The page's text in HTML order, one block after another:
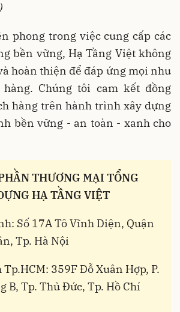
phong trong việc cung cấp các
bền vững, Hạ Tầng Việt không
hoàn thiện để đáp ứng mọi nhu
hàng. Chúng tôi cam kết đồng
hàng trên hành trình xây dựng
bền vững - an toàn - xanh cho
THƯƠNG MẠI TỔNG
HẠ TẦNG VIỆT
Số 17A Tô Vĩnh Diện, Quận
Tp. Hà Nội
359F Đỗ Xuân Hợp, P.
B, Tp. Thủ Đức, Tp. Hồ Chí